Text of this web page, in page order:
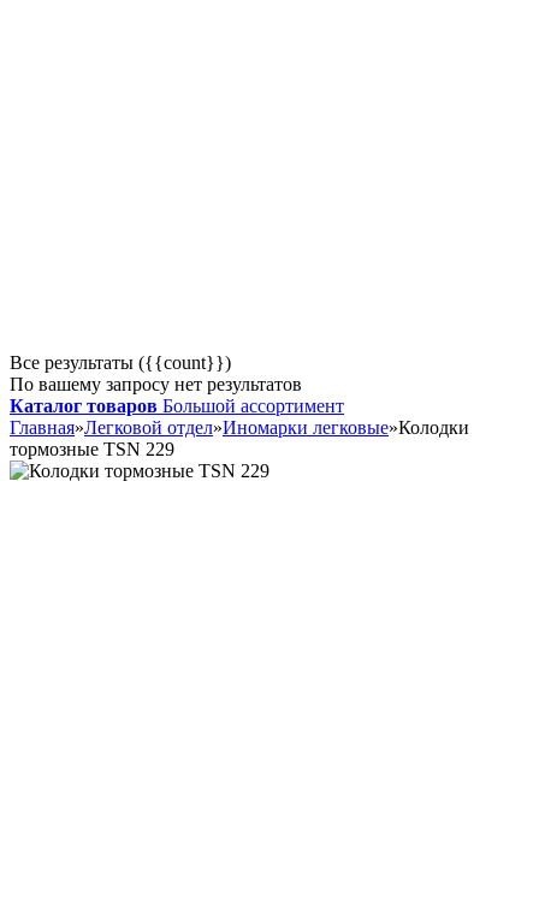
Все результаты ({{count}})
По вашему запросу нет результатов
Каталог товаров Большой ассортимент
Главная»Легковой отдел»Иномарки легковые»Колодки
тормозные TSN 229